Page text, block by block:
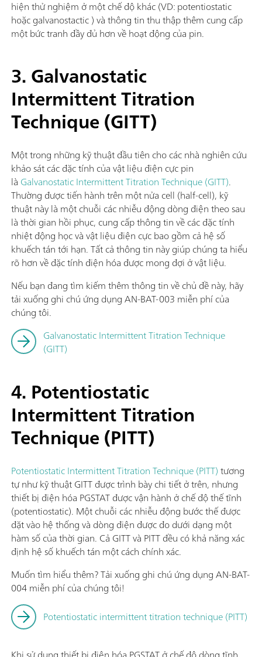
hiện thử nghiệm ở một chế độ khác (VD: potentiostatic
hoặc galvanostactic ) và thông tin thu thập thêm cung cấp
một bức tranh đầy đủ hơn về hoạt động của pin.
3. Galvanostatic
Intermittent Titration
Technique (GITT)
Một trong những kỹ thuật đầu tiên cho các nhà nghiên cứu
khảo sát các đặc tính của vật liệu điện cực pin
là Galvanostatic Intermittent Titration Technique (GITT).
Thường được tiến hành trên một nửa cell (half-cell), kỹ
thuật này là một chuỗi các nhiễu động dòng điện theo sau
là thời gian hồi phục, cung cấp thông tin về các đặc tính
nhiệt động học và vật liệu điện cực bao gồm cả hệ số
khuếch tán tới hạn. Tất cả thông tin này giúp chúng ta hiểu
rõ hơn về đặc tính điện hóa được mong đợi ở vật liệu.
Nếu bạn đang tìm kiếm thêm thông tin về chủ đề này, hãy
tải xuống ghi chú ứng dụng AN-BAT-003 miễn phí của
chúng tôi.
Galvanostatic Intermittent Titration Technique
(GITT)
4. Potentiostatic
Intermittent Titration
Technique (PITT)
Potentiostatic Intermittent Titration Technique (PITT)tương
tự như kỹ thuật GITT được trình bày chi tiết ở trên, nhưng
thiết bị điện hóa PGSTAT được vận hành ở chế độ thế tĩnh
(potentiostatic). Một chuỗi các nhiễu động bước thế được
đặt vào hệ thống và dòng điện được đo dưới dạng một
hàm số của thời gian. Cả GITT và PITT đều có khả năng xác
định hệ số khuếch tán một cách chính xác.
Muốn tìm hiểu thêm? Tải xuống ghi chú ứng dụng AN-BAT-
004 miễn phí của chúng tôi!
Potentiostatic intermittent titration technique (PITT)